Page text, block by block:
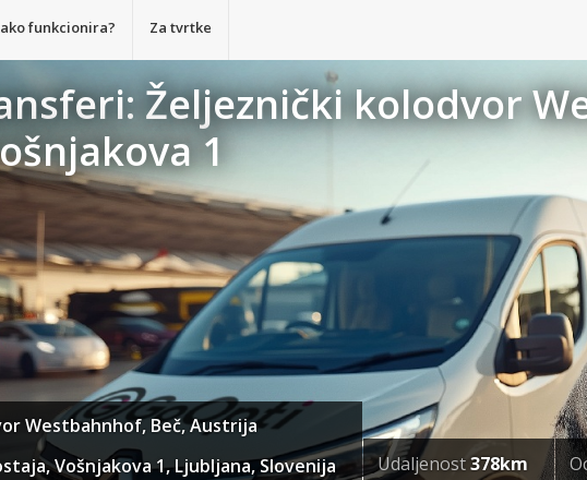
funkcionira? Za tvrtke
Željeznički kolodvor
1
Westbahnhof, Beč, Austrija
Vošnjakova 1, Ljubljana, Slovenija
Udaljenost378km